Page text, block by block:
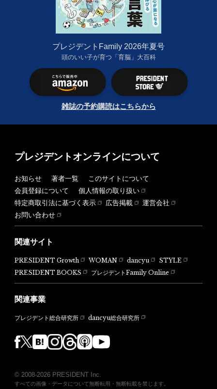
プレジデントFamily 2026年夏号
頭のいい子が育つ「育脳」大百科
雑誌の予約購読はこちらから
プレジデントオンラインについて
お知らせ 著者一覧
このサイトについて
会員登録について
個人情報の取り扱い
特定商取引法に基づく表示
広告掲載
運営会社
お問い合わせ
関連サイト
PRESIDENT Growth WOMAN dancyu
STYLE
PRESIDENT BOOKS
プレジデントFamily Online
関連事業
プレジデント総合研究所 dancyu総合研究所
© 2008-2026 PRESIDENT Inc.
すべての画像・データについて無断転用・無断転載を禁じます。